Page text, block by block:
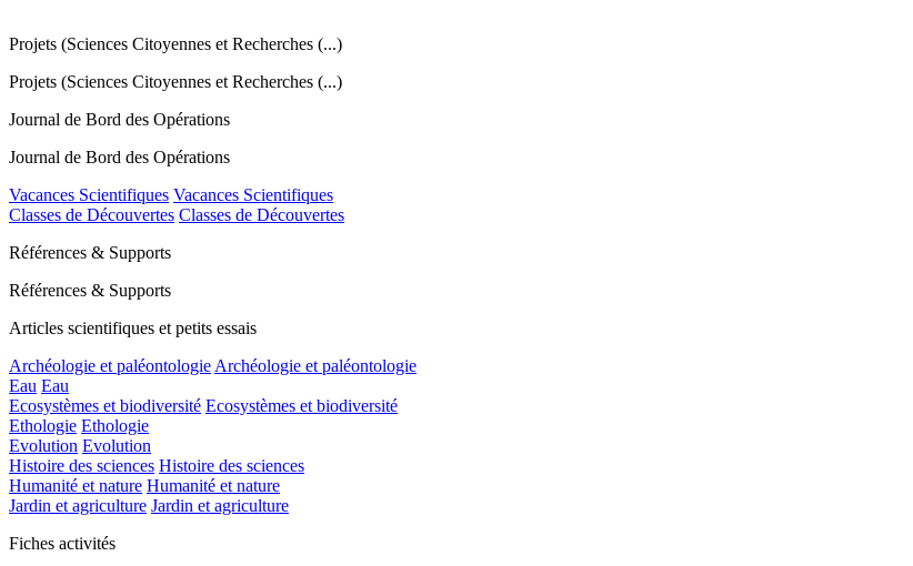
Projets (Sciences Citoyennes et Recherches (...)
Projets (Sciences Citoyennes et Recherches (...)
Journal de Bord des Opérations
Journal de Bord des Opérations
Vacances Scientifiques Vacances Scientifiques
Classes de Découvertes Classes de Découvertes
Références & Supports
Références & Supports
Articles scientifiques et petits essais
Archéologie et paléontologie Archéologie et paléontologie
Eau Eau
Ecosystèmes et biodiversité Ecosystèmes et biodiversité
Ethologie Ethologie
Evolution Evolution
Histoire des sciences Histoire des sciences
Humanité et nature Humanité et nature
Jardin et agriculture Jardin et agriculture
Fiches activités